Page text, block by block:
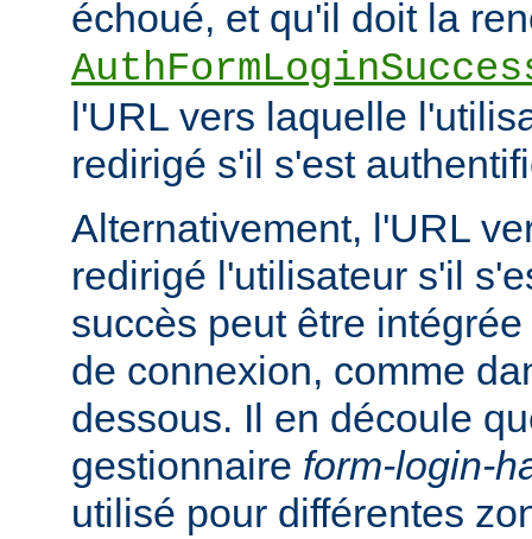
échoué, et qu'il doit la
l'URL vers laquelle
redirigé s'il s'est
Alternativement, l'URL
redirigé l'utilisateur s'il
succès peut être
de connexion, comme
dessous. Il en découle
gestionnaire form-login-
utilisé pour différentes